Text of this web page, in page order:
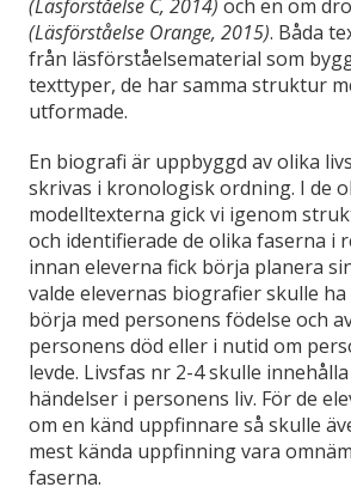
(Läsförståelse C, 2014) och en om
(Läsförståelse Orange, 2015). Båda
från läsförståelsematerial som
texttyper, de har samma struktur
utformade.
En biografi är uppbyggd av olika
skrivas i kronologisk ordning. I de
modelltexterna gick vi igenom
och identifierade de olika faserna i
innan eleverna fick börja planera
valde elevernas biografier skulle ha
börja med personens födelse och
personens död eller i nutid om
levde. Livsfas nr 2-4 skulle
händelser i personens liv. För de
om en känd uppfinnare så skulle
mest kända uppfinning vara
faserna.